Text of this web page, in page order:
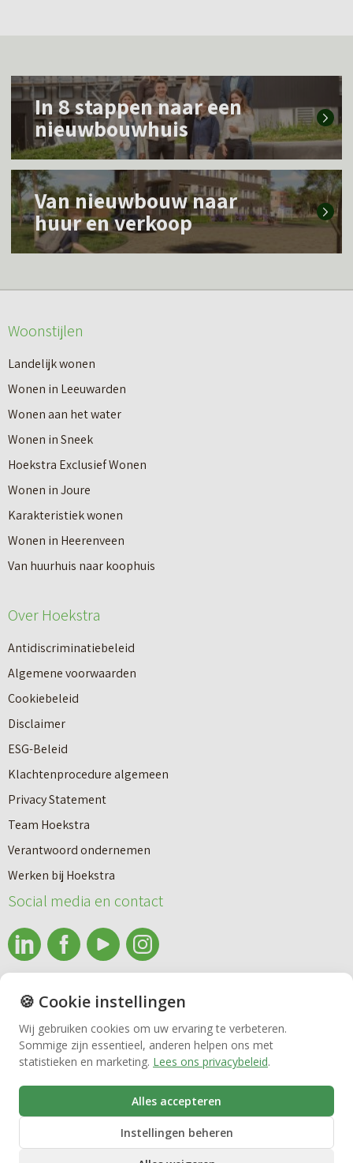
Nieuwbouw
Huren
Bedrijfsmakelaardij
Vastgoedbeheer
VvE beheer
L
s
m
e
o
e
r
I
n
8
s
t
a
p
p
n
n
a
a
r
e
e
n
n
i
e
u
o
w
In 8 stappen naar een
nieuwbouwhuis
L
e
s
e
o
v
e
r
V
a
n
n
e
u
Van nieuwbouw naar
huur en verkoop
Woonstijlen
Landelijk wonen
Wonen in Leeuwarden
Wonen aan het water
Wonen in Sneek
Hoekstra Exclusief Wonen
Wonen in Joure
Karakteristiek wonen
Wonen in Heerenveen
Van huurhuis naar koophuis
Over Hoekstra
Antidiscriminatiebeleid
Algemene voorwaarden
Cookiebeleid
Disclaimer
ESG-Beleid
Klachtenprocedure algemeen
Privacy Statement
Team Hoekstra
Verantwoord ondernemen
Werken bij Hoekstra
Social media en contact
info@makelaardijhoekstra.nl
Alle contactgegevens
Bekijk de laatste nieuwsbrief van Makelaardij Hoekstra
Inschrijven nieuwsbrief Makelaardij Hoekstra
🍪 Cookie instellingen
Wij gebruiken cookies om uw ervaring te verbeteren.
Sommige zijn essentieel, anderen helpen ons met
statistieken en marketing. Lees ons privacybeleid.
Alles accepteren
Instellingen beheren